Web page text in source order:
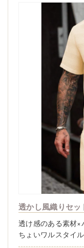
透かし風織りセ
透け感のある素材
ちょいワルスタイ